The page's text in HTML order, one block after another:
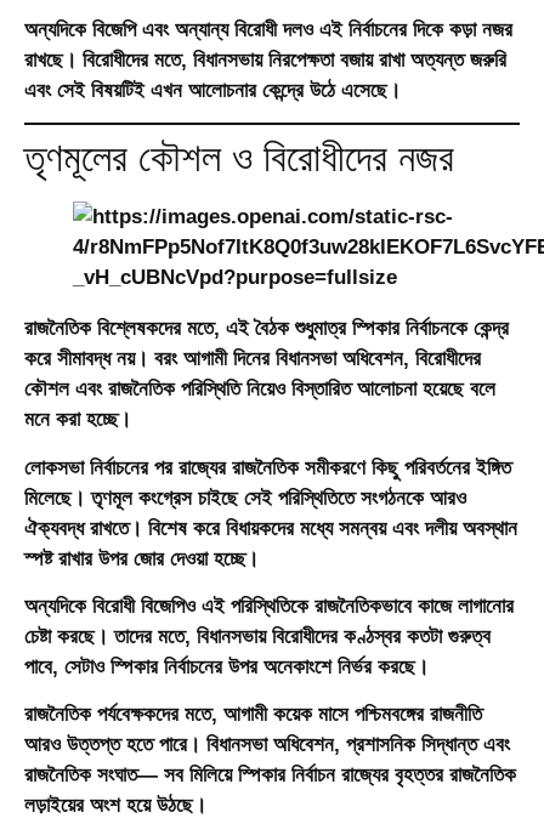
অন্যদিকে বিজেপি এবং অন্যান্য বিরোধী দলও এই নির্বাচনের দিকে কড়া নজর
রাখছে। বিরোধীদের মতে, বিধানসভায় নিরপেক্ষতা বজায় রাখা অত্যন্ত জরুরি
এবং সেই বিষয়টিই এখন আলোচনার কেন্দ্রে উঠে এসেছে।
তৃণমূলের কৌশল ও বিরোধীদের নজর
রাজনৈতিক বিশ্লেষকদের মতে, এই বৈঠক শুধুমাত্র স্পিকার নির্বাচনকে কেন্দ্র
করে সীমাবদ্ধ নয়। বরং আগামী দিনের বিধানসভা অধিবেশন, বিরোধীদের
কৌশল এবং রাজনৈতিক পরিস্থিতি নিয়েও বিস্তারিত আলোচনা হয়েছে বলে
মনে করা হচ্ছে।
লোকসভা নির্বাচনের পর রাজ্যের রাজনৈতিক সমীকরণে কিছু পরিবর্তনের ইঙ্গিত
মিলেছে। তৃণমূল কংগ্রেস চাইছে সেই পরিস্থিতিতে সংগঠনকে আরও
ঐক্যবদ্ধ রাখতে। বিশেষ করে বিধায়কদের মধ্যে সমন্বয় এবং দলীয় অবস্থান
স্পষ্ট রাখার উপর জোর দেওয়া হচ্ছে।
অন্যদিকে বিরোধী বিজেপিও এই পরিস্থিতিকে রাজনৈতিকভাবে কাজে লাগানোর
চেষ্টা করছে। তাদের মতে, বিধানসভায় বিরোধীদের কণ্ঠস্বর কতটা গুরুত্ব
পাবে, সেটাও স্পিকার নির্বাচনের উপর অনেকাংশে নির্ভর করছে।
রাজনৈতিক পর্যবেক্ষকদের মতে, আগামী কয়েক মাসে পশ্চিমবঙ্গের রাজনীতি
আরও উত্তপ্ত হতে পারে। বিধানসভা অধিবেশন, প্রশাসনিক সিদ্ধান্ত এবং
রাজনৈতিক সংঘাত— সব মিলিয়ে স্পিকার নির্বাচন রাজ্যের বৃহত্তর রাজনৈতিক
লড়াইয়ের অংশ হয়ে উঠছে।